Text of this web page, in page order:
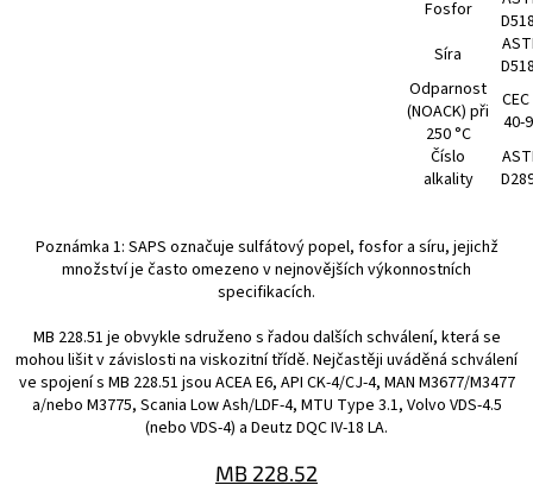
Fosfor
Síra
Odparnost
(NOACK) při
250 °C
CEC
40-
Číslo
alkality
Poznámka 1: SAPS označuje sulfátový popel, fosfor a síru, jejichž
množství je často omezeno v nejnovějších výkonnostních
specifikacích.
MB 228.51 je obvykle sdruženo s řadou dalších schválení, která se
mohou lišit v závislosti na viskozitní třídě. Nejčastěji uváděná schválení
ve spojení s MB 228.51 jsou ACEA E6, API CK-4/CJ-4, MAN M3677/M3477
a/nebo M3775, Scania Low Ash/LDF-4, MTU Type 3.1, Volvo VDS-4.5
(nebo VDS-4) a Deutz DQC IV-18 LA.
MB 228.52